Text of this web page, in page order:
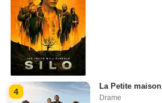
4
La Petite
Drame